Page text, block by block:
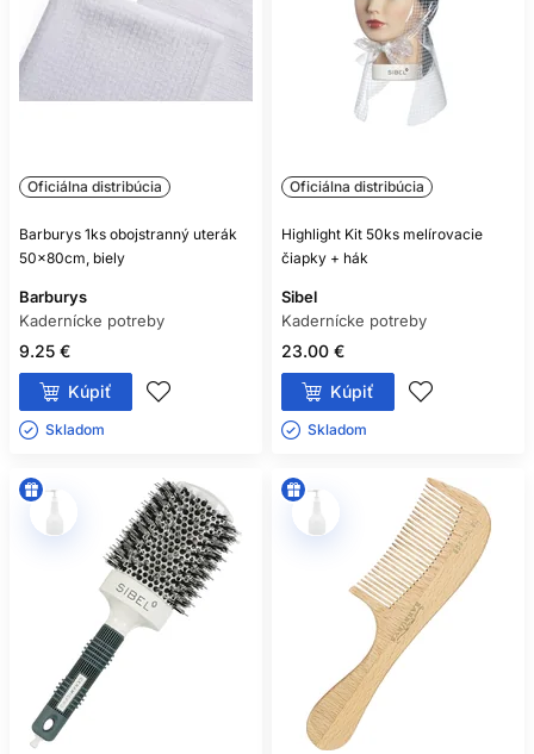
Oficiálna distribúcia
Barburys 1ks obojstranný uterák
50x80cm, biely
Barburys
Kadernícke potreby
9.25 €
Kúpiť
Skladom ㅤ
Oficiálna distribúcia
Highlight Kit 50ks melírovacie
čiapky + hák
Sibel
Kadernícke potreby
23.00 €
Kúpiť
Skladom ㅤ